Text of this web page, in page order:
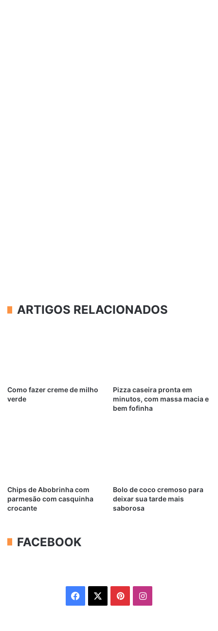
ARTIGOS RELACIONADOS
Como fazer creme de milho
verde
Pizza caseira pronta em
minutos, com massa macia e
bem fofinha
Chips de Abobrinha com
parmesão com casquinha
crocante
Bolo de coco cremoso para
deixar sua tarde mais
saborosa
FACEBOOK
Facebook PinterestInstagram